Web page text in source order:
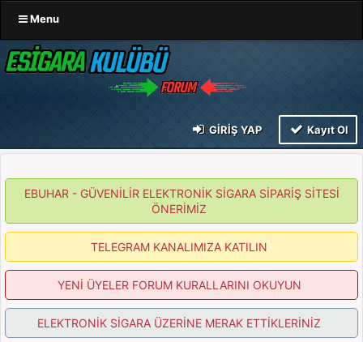
Menu
GIRIŞ YAP Kayıt Ol
EBUHAR - GÜVENİLİR ELEKTRONİK SİGARA SİPARİŞ SİTESİ
ÖNERİMİZ
TELEGRAM KANALIMIZA KATILIN
YENİ ÜYELER FORUM KURALLARINI OKUYUN
ELEKTRONİK SİGARA ÜZERİNE MERAK ETTİKLERİNİZ